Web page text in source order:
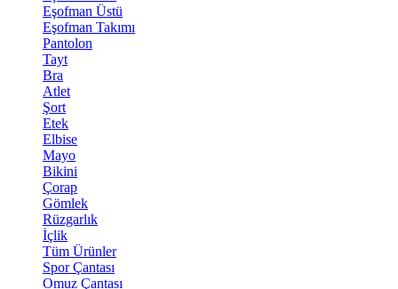
Eşofman Üstü
Eşofman Takımı
Pantolon
Tayt
Bra
Atlet
Şort
Etek
Elbise
Mayo
Bikini
Çorap
Gömlek
Rüzgarlık
İçlik
Tüm Ürünler
Spor Çantası
Omuz Çantası